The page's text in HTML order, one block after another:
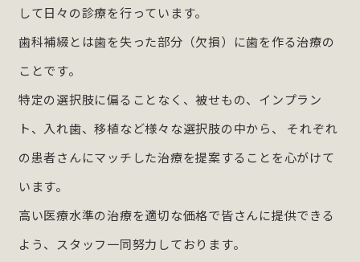
して日々の診療を行っています。
歯科補綴とは歯を失った部分（欠損）に歯を作る治療の
ことです。
特定の選択肢に偏ることなく、被せもの、インプラン
ト、入れ歯、移植など様々な選択肢の中から、 それぞれ
の患者さんにマッチした治療を提案することを心がけて
います。
高い医療水準の治療を適切な価格で皆さんに提供できる
よう、スタッフ一同努力しております。